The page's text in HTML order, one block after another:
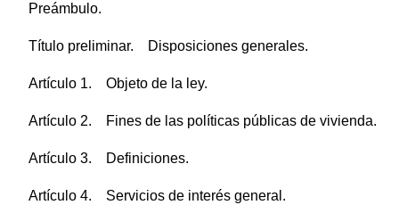
Preámbulo.
Título preliminar. Disposiciones generales.
Artículo 1. Objeto de la ley.
Artículo 2. Fines de las políticas públicas de vivienda.
Artículo 3. Definiciones.
Artículo 4. Servicios de interés general.